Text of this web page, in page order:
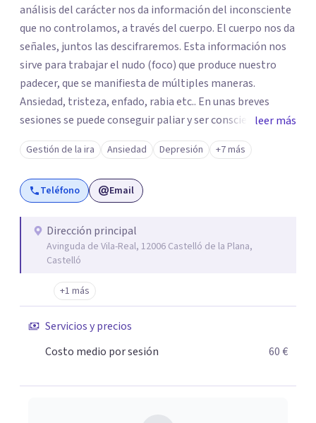
análisis del carácter nos da información del inconsciente
que no controlamos, a través del cuerpo. El cuerpo nos da
señales, juntos las descifraremos. Esta información nos
sirve para trabajar el nudo (foco) que produce nuestro
padecer, que se manifiesta de múltiples maneras.
Ansiedad, tristeza, enfado, rabia etc.. En unas breves
sesiones se puede conseguir paliar y ser consciente del
porqué y cómo superar esta situación. Intentaré aligerar
esas "mochilas" y etiquetas que todos y todas llevamos.
Yo te acompañaré en todo el proceso. Tú serás el o la
protagonista activo/a de todos los cambios. Te puedo
leer más
Gestión de la ira Ansiedad Depresión +7 más
Teléfono Email
Dirección principal
Avinguda de Vila-Real, 12006 Castelló de la Plana,
Castelló
+1 más
Servicios y precios
Costo medio por sesión
60 €